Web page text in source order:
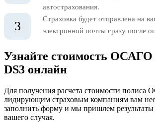
автострахования.
3
Страховка будет отправлена на
электронной почты сразу после
Узнайте стоимость ОСАГО
DS3 онлайн
Для получения расчета стоимости полиса
лидирующим страховым компаниям вам
заполнить форму и мы пришлем результаты
вашего случая.